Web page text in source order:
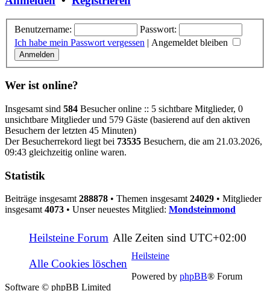
Benutzername:
Passwort:
Ich habe mein Passwort vergessen | Angemeldet bleiben
Wer ist online?
Insgesamt sind 584 Besucher online :: 5 sichtbare Mitglieder, 0
unsichtbare Mitglieder und 579 Gäste (basierend auf den aktiven
Besuchern der letzten 45 Minuten)
Der Besucherrekord liegt bei 73535 Besuchern, die am 21.03.2026,
09:43 gleichzeitig online waren.
Statistik
Beiträge insgesamt 288878 • Themen insgesamt 24029 • Mitglieder
insgesamt 4073 • Unser neuestes Mitglied: Mondsteinmond
Heilsteine Forum Alle Zeiten sind UTC+02:00
Alle Cookies löschen
Heilsteine
Powered by phpBB® Forum
Software © phpBB Limited